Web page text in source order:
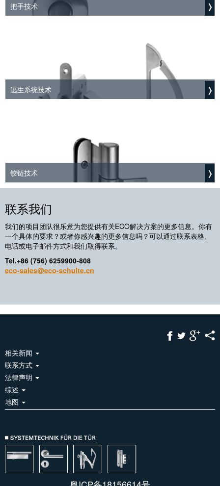
把手技术
逃生系统技术
铰链技术
联系我们
我们的项目团队很乐意为您提供有关ECO解决方案的更多信息。你有
一个具体的要求？或者你感兴趣的更多信息吗？可以通过联系表格、
电话或电子邮件方式和我们取得联系。
Tel.+86 (756) 6259900-808
eco-sales@eco-schulte.cn
相关新闻
联系方式
法律声明
综述
地图